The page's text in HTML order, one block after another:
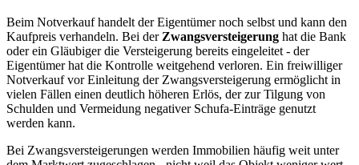
Beim Notverkauf handelt der Eigentümer noch selbst und kann den
Kaufpreis verhandeln. Bei der Zwangsversteigerung hat die Bank
oder ein Gläubiger die Versteigerung bereits eingeleitet - der
Eigentümer hat die Kontrolle weitgehend verloren. Ein freiwilliger
Notverkauf vor Einleitung der Zwangsversteigerung ermöglicht in
vielen Fällen einen deutlich höheren Erlös, der zur Tilgung von
Schulden und Vermeidung negativer Schufa-Einträge genutzt
werden kann.
Bei Zwangsversteigerungen werden Immobilien häufig weit unter